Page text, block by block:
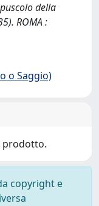
della
ROMA :
o Saggio)
prodotto.
copyright e